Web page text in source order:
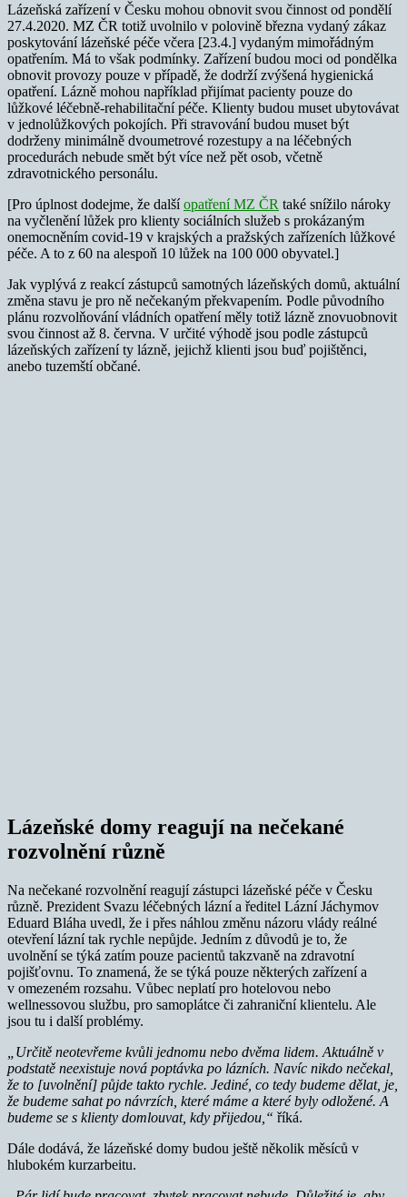
Lázeňská zařízení v Česku mohou obnovit svou činnost od pondělí
27.4.2020. MZ ČR totiž uvolnilo v polovině března vydaný zákaz
poskytování lázeňské péče včera [23.4.] vydaným mimořádným
opatřením. Má to však podmínky. Zařízení budou moci od pondělka
obnovit provozy pouze v případě, že dodrží zvýšená hygienická
opatření. Lázně mohou například přijímat pacienty pouze do
lůžkové léčebně-rehabilitační péče. Klienty budou muset ubytovávat
v jednolůžkových pokojích. Při stravování budou muset být
dodrženy minimálně dvoumetrové rozestupy a na léčebných
procedurách nebude smět být více než pět osob, včetně
zdravotnického personálu.
[Pro úplnost dodejme, že dalšíopatření MZ ČR také snížilo nároky
na vyčlenění lůžek pro klienty sociálních služeb s prokázaným
onemocněním covid-19 v krajských a pražských zařízeních lůžkové
péče. A to z 60 na alespoň 10 lůžek na 100 000 obyvatel.]
Jak vyplývá z reakcí zástupců samotných lázeňských domů, aktuální
změna stavu je pro ně nečekaným překvapením. Podle původního
plánu rozvolňování vládních opatření měly totiž lázně znovuobnovit
svou činnost až 8. června. V určité výhodě jsou podle zástupců
lázeňských zařízení ty lázně, jejichž klienti jsou buď pojištěnci,
anebo tuzemští občané.
Lázeňské domy reagují na nečekané
rozvolnění různě
Na nečekané rozvolnění reagují zástupci lázeňské péče v Česku
různě. Prezident Svazu léčebných lázní a ředitel Lázní Jáchymov
Eduard Bláha uvedl, že i přes náhlou změnu názoru vlády reálné
otevření lázní tak rychle nepůjde. Jedním z důvodů je to, že
uvolnění se týká zatím pouze pacientů takzvaně na zdravotní
pojišťovnu. To znamená, že se týká pouze některých zařízení a
v omezeném rozsahu. Vůbec neplatí pro hotelovou nebo
wellnessovou službu, pro samoplátce či zahraniční klientelu. Ale
jsou tu i další problémy.
„Určitě neotevřeme kvůli jednomu nebo dvěma lidem. Aktuálně v
podstatě neexistuje nová poptávka po lázních. Navíc nikdo nečekal,
že to [uvolnění] půjde takto rychle. Jediné, co tedy budeme dělat, je,
že budeme sahat po návrzích, které máme a které byly odložené. A
budeme se s klienty domlouvat, kdy přijedou,“ říká.
Dále dodává, že lázeňské domy budou ještě několik měsíců v
hlubokém kurzarbeitu.